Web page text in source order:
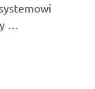
…